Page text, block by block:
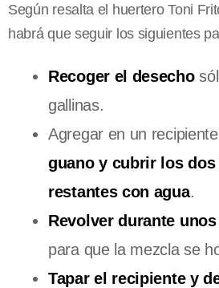
Según resalta el huertero Toni
habrá que seguir los siguientes
Recoger el desecho
gallinas.
Agregar en un recipiente
guano y cubrir los
restantes con agua.
Revolver durante
para que la mezcla se
Tapar el recipiente y